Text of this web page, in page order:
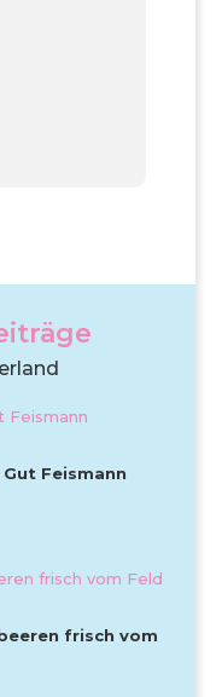
Feismann
frisch vom